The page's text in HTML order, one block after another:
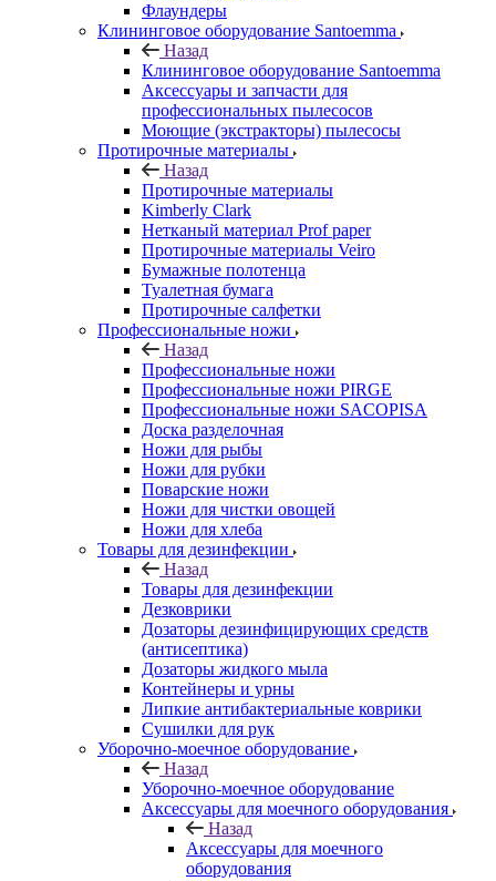
Флаундеры
Клининговое оборудование Santoemma
Назад
Клининговое оборудование Santoemma
Аксессуары и запчасти для
профессиональных пылесосов
Моющие (экстракторы) пылесосы
Протирочные материалы
Назад
Протирочные материалы
Kimberly Clark
Нетканый материал Prof paper
Протирочные материалы Veiro
Бумажные полотенца
Туалетная бумага
Протирочные салфетки
Профессиональные ножи
Назад
Профессиональные ножи
Профессиональные ножи PIRGE
Профессиональные ножи SACOPISA
Доска разделочная
Ножи для рыбы
Ножи для рубки
Поварские ножи
Ножи для чистки овощей
Ножи для хлеба
Товары для дезинфекции
Назад
Товары для дезинфекции
Дезковрики
Дозаторы дезинфицирующих средств
(антисептика)
Дозаторы жидкого мыла
Контейнеры и урны
Липкие антибактериальные коврики
Сушилки для рук
Уборочно-моечное оборудование
Назад
Уборочно-моечное оборудование
Аксессуары для моечного оборудования
Назад
Аксессуары для моечного
оборудования